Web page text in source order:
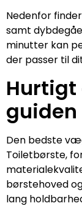
Nedenfor
samt
minutter kan
der passer til
Hurtigt
guiden
Den bedste
Toiletbørste,
børstehoved
lang